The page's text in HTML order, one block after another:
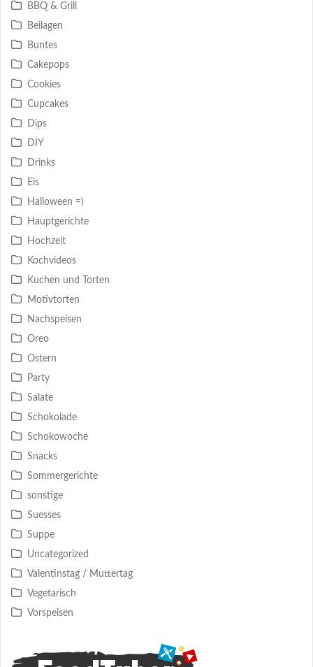
BBQ & Grill
Beilagen
Buntes
Cakepops
Cookies
Cupcakes
Dips
DIY
Drinks
Eis
Halloween =)
Hauptgerichte
Hochzeit
Kochvideos
Kuchen und Torten
Motivtorten
Nachspeisen
Oreo
Ostern
Party
Salate
Schokolade
Schokowoche
Snacks
Sommergerichte
sonstige
Suesses
Suppe
Uncategorized
Valentinstag / Muttertag
Vegetarisch
Vorspeisen